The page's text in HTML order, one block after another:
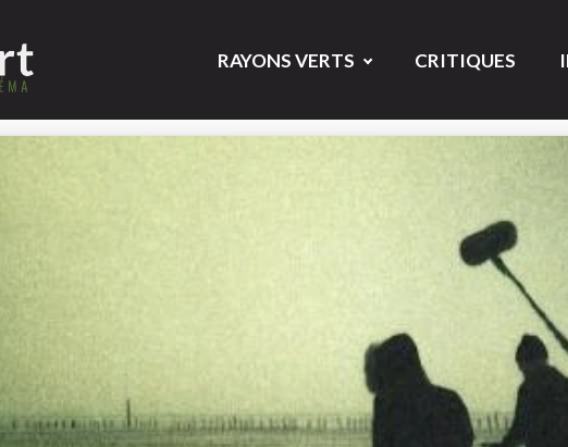
RAYONS VERTS CRITIQUES